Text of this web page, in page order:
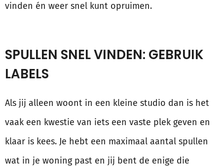
vinden én weer snel kunt opruimen.
SPULLEN SNEL VINDEN: GEBRUIK
LABELS
Als jij alleen woont in een kleine studio dan is het
vaak een kwestie van iets een vaste plek geven en
klaar is kees. Je hebt een maximaal aantal spullen
wat in je woning past en jij bent de enige die